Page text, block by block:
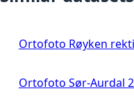
Ortofoto Røyken
Ortofoto Sør-Aurdal